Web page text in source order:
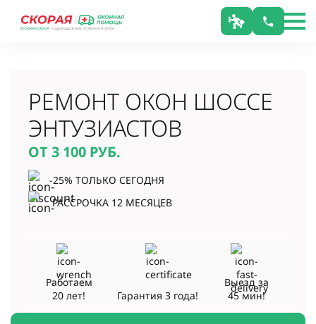
РЕМОНТ ОКОН ШОССЕ
ЭНТУЗИАСТОВ
ОТ 3 100 РУБ.
-25% ТОЛЬКО СЕГОДНЯ
РАССРОЧКА 12 МЕСЯЦЕВ
Работаем
20 лет!
Гарантия3 года!
Выезд за
45 мин!